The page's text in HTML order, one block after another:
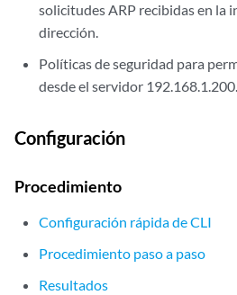
solicitudes ARP recibidas en la
dirección.
Políticas de seguridad para
desde el servidor 192.168.1.200.
Configuración
Procedimiento
Configuración rápida de CLI
Procedimiento paso a paso
Resultados